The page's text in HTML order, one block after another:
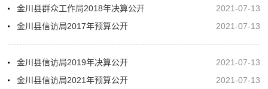
金川县群众工作局2018年决算公开
2021-07-13
金川县信访局2017年预算公开
2021-07-13
金川县信访局2019年决算公开
2021-07-13
金川县信访局2021年预算公开
2021-07-13